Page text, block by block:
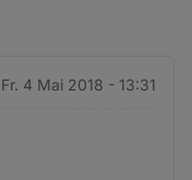
Fr. 4 Mai 2018 - 13:31